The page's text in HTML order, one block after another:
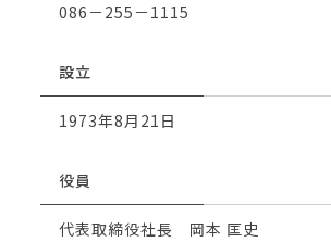
086－255－1115
設立
1973年8月21日
役員
代表取締役社長 岡本 匡史